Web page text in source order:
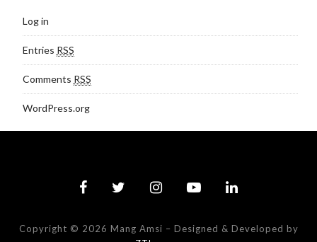
Log in
Entries RSS
Comments RSS
WordPress.org
Copyright © 2026 Mang Amsi – Designed & Developed by